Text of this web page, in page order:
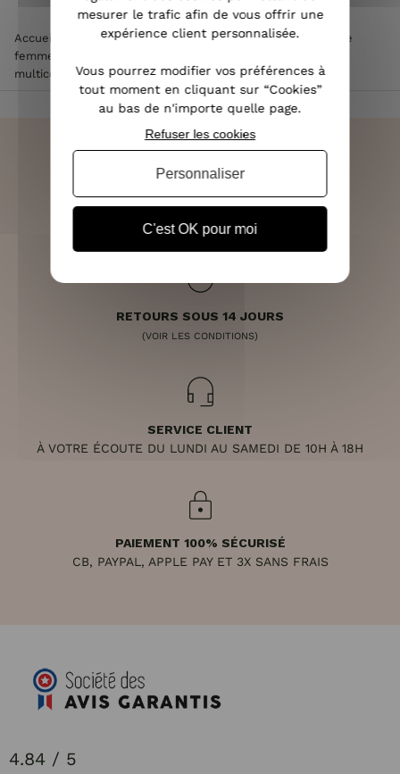
Accueil Vêtements femme >Manteau femme >Doudoune
femme
multicolores
OFFERTE DÈS 70€
RETOURS SOUS 14 JOURS
(VOIR LES CONDITIONS)
SERVICE CLIENT
À VOTRE ÉCOUTE DU LUNDI AU SAMEDI DE 10H À 18H
PAIEMENT 100% SÉCURISÉ
CB, PAYPAL, APPLE PAY ET 3X SANS FRAIS
4.84 / 5
mesurer le trafic afin de vous offrir une
expérience client personnalisée.
Vous pourrez modifier vos préférences à
tout moment en cliquant sur “Cookies”
au bas de n'importe quelle page.
C'est OK pour moi
Refuser les cookies
Personnaliser